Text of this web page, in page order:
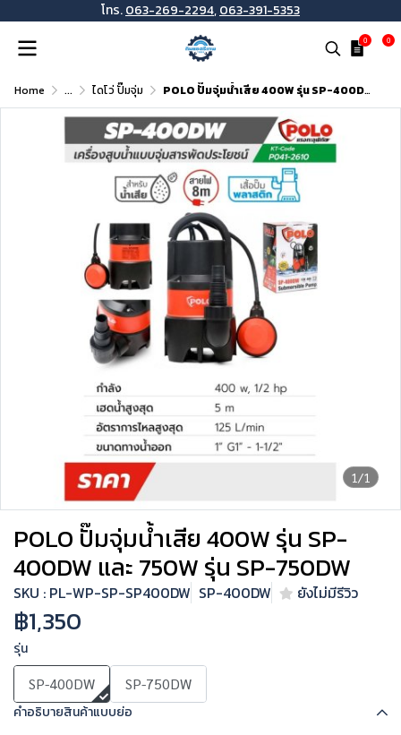
โทร.063-269-2294,063-391-5353
0 0
Home ... ไดโว่ ปั๊มจุ่ม POLO ปั๊มจุ่มน้ำเสีย 400W รุ่น SP-400DW และ 750W รุ่น SP-750DW
1/1
POLO ปั๊มจุ่มน้ำเสีย 400W รุ่น SP-
400DW และ 750W รุ่น SP-750DW
SKU : PL-WP-SP-SP400DW SP-400DW ยังไม่มีรีวิว
฿1,350
รุ่น
SP-400DW
SP-750DW
คำอธิบายสินค้าแบบย่อ